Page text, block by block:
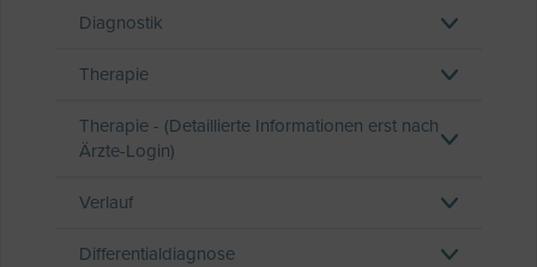
Diagnostik
Therapie
Therapie - (Detaillierte Informationen erst nach
Ärzte-Login)
Verlauf
Differentialdiagnose